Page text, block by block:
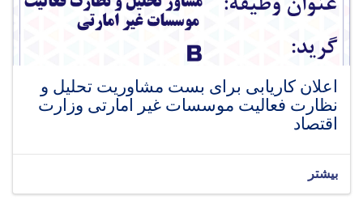
اعلان کاریابی برای بست مشاوریت تحلیل و
نظارت فعالیت موسسات غیر امارتی وزارت
اقتصاد
بیشتر